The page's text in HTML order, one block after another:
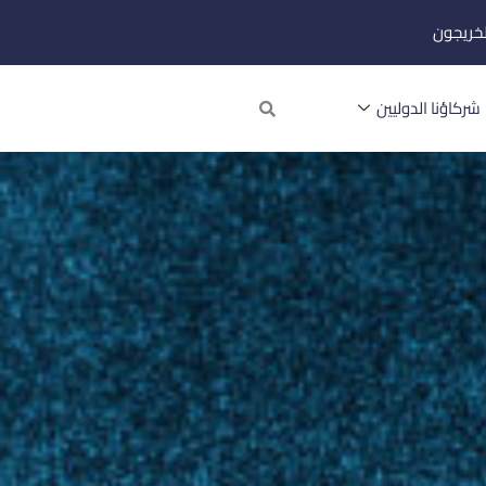
شركاؤنا الدوليين Search